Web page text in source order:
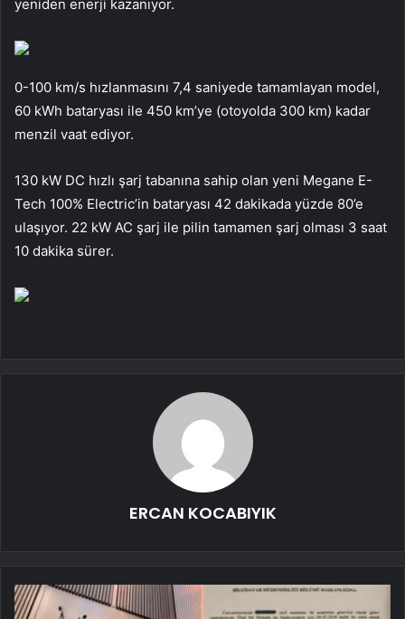
yeniden enerji kazanıyor.
0-100 km/s hızlanmasını 7,4 saniyede tamamlayan model,
60 kWh bataryası ile 450 km’ye (otoyolda 300 km) kadar
menzil vaat ediyor.
130 kW DC hızlı şarj tabanına sahip olan yeni Megane E-
Tech 100% Electric’in bataryası 42 dakikada yüzde 80’e
ulaşıyor. 22 kW AC şarj ile pilin tamamen şarj olması 3 saat
10 dakika sürer.
ERCAN KOCABIYIK